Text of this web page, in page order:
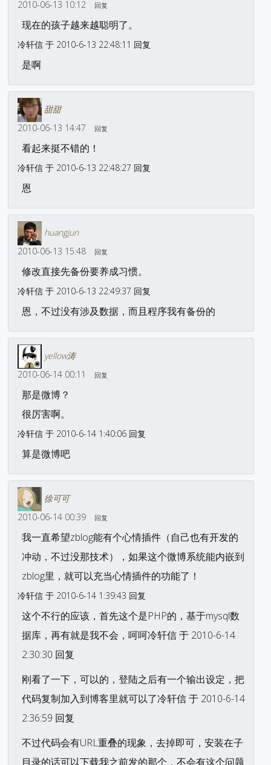
2010-06-13 10:12
回复
现在的孩子越来越聪明了。
冷轩信 于 2010-6-13 22:48:11 回复
是啊
甜甜
2010-06-13 14:47
回复
看起来挺不错的！
冷轩信 于 2010-6-13 22:48:27 回复
恩
huangjun
2010-06-13 15:48
回复
修改直接先备份要养成习惯。
冷轩信 于 2010-6-13 22:49:37 回复
恩，不过没有涉及数据，而且程序我有备份的
yellow涛
2010-06-14 00:11
回复
那是微博？
很厉害啊。
冷轩信 于 2010-6-14 1:40:06 回复
算是微博吧
徐可可
2010-06-14 00:39
回复
我一直希望zblog能有个心情插件（自己也有开发的
冲动，不过没那技术），如果这个微博系统能内嵌到
zblog里，就可以充当心情插件的功能了！
冷轩信 于 2010-6-14 1:39:43 回复
这个不行的应该，首先这个是PHP的，基于mysql数
据库，再有就是我不会，呵呵冷轩信 于 2010-6-14
2:30:30 回复
刚看了一下，可以的，登陆之后有一个输出设定，把
代码复制加入到博客里就可以了冷轩信 于 2010-6-14
2:36:59 回复
不过代码会有URL重叠的现象，去掉即可，安装在子
目录的话可以下载我之前发的那个，不会有这个问题